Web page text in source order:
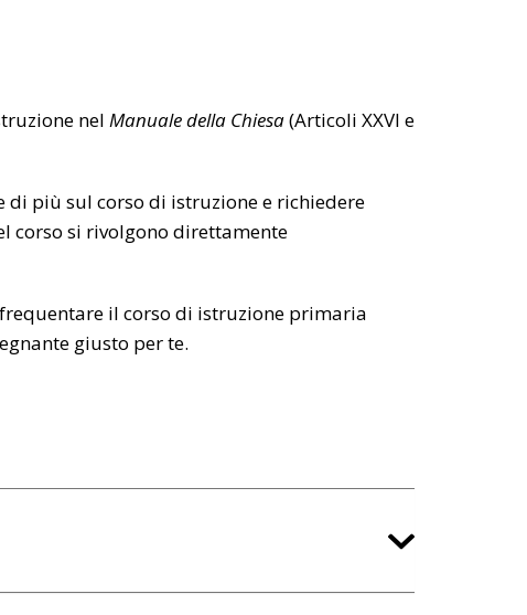
nel Manuale della Chiesa(Articoli XXVI e
di più sul corso di istruzione e richiedere
corso si rivolgono direttamente
il corso di istruzione primaria
giusto per te.